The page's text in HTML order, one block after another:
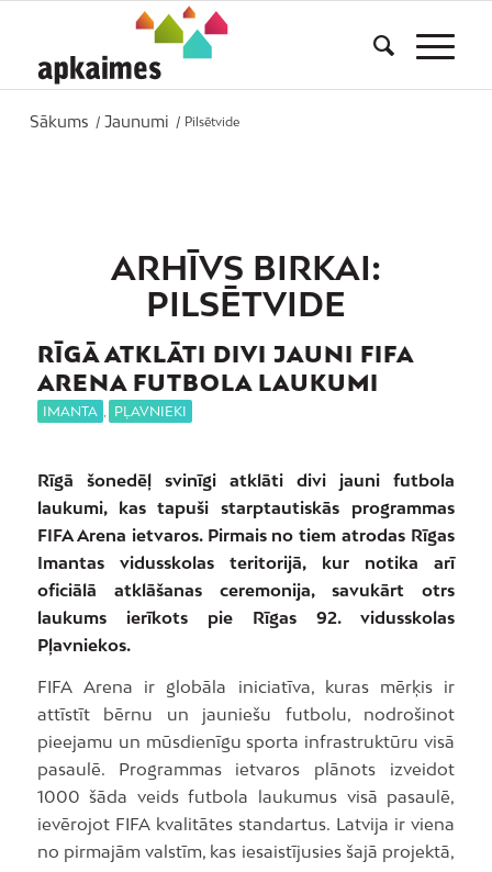
Sākums / Jaunumi / Pilsētvide
ARHĪVS BIRKAI:
PILSĒTVIDE
RĪGĀ ATKLĀTI DIVI JAUNI FIFA
ARENA FUTBOLA LAUKUMI
IMANTA , PĻAVNIEKI
Rīgā šonedēļ svinīgi atklāti divi jauni futbola
laukumi, kas tapuši starptautiskās programmas
FIFA Arena ietvaros. Pirmais no tiem atrodas Rīgas
Imantas vidusskolas teritorijā, kur notika arī
oficiālā atklāšanas ceremonija, savukārt otrs
laukums ierīkots pie Rīgas 92. vidusskolas
Pļavniekos.
FIFA Arena ir globāla iniciatīva, kuras mērķis ir
attīstīt bērnu un jauniešu futbolu, nodrošinot
pieejamu un mūsdienīgu sporta infrastruktūru visā
pasaulē. Programmas ietvaros plānots izveidot
1000 šāda veids futbola laukumus visā pasaulē,
ievērojot FIFA kvalitātes standartus. Latvija ir viena
no pirmajām valstīm, kas iesaistījusies šajā projektā,